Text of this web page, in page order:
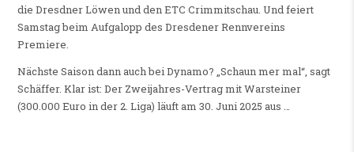
die Dresdner Löwen und den ETC Crimmitschau. Und feiert
Samstag beim Aufgalopp des Dresdener Rennvereins
Premiere.
Nächste Saison dann auch bei Dynamo? „Schaun mer mal“, sagt
Schäffer. Klar ist: Der Zweijahres-Vertrag mit Warsteiner
(300.000 Euro in der 2. Liga) läuft am 30. Juni 2025 aus …